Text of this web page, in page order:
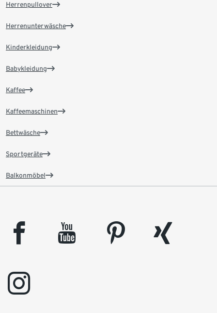
Herrenpullover
Herrenunterwäsche
Kinderkleidung
Babykleidung
Kaffee
Kaffeemaschinen
Bettwäsche
Sportgeräte
Balkonmöbel
facebook youtube pinterest
xing
instagram